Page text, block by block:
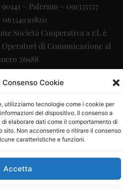
Cookie
utilizziamo tecnologie come i cookie per
del dispositivo. Il consenso a
elaborare dati come il comportamento di
sito. Non acconsentire o ritirare il consenso
caratteristiche e funzioni.
Accetta
– Palermo – 091335557
06334930820
Società Cooperativa a r.l. è
di Comunicazione al
26988
srl–info@ladigitale.it